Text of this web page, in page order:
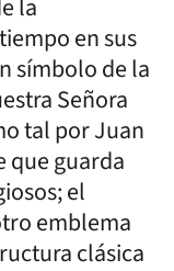
la
en sus
símbolo de la
Señora
tal por Juan
que guarda
el
emblema
clásica